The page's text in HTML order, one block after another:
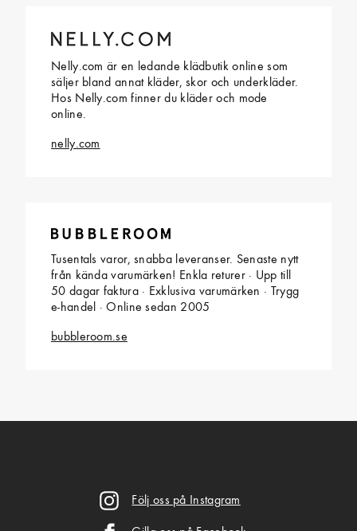
Nelly.com är en ledande klädbutik online som
säljer bland annat kläder, skor och underkläder.
Hos Nelly.com finner du kläder och mode
online.
nelly.com
Tusentals varor, snabba leveranser. Senaste nytt
från kända varumärken! Enkla returer · Upp till
50 dagar faktura · Exklusiva varumärken · Trygg
e-handel · Online sedan 2005
bubbleroom.se
Följ oss på Instagram